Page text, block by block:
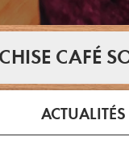
CAFÉ
ACTUALITÉS